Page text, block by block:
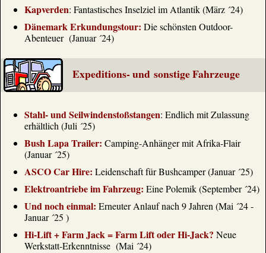
Kapverden: Fantastisches Inselziel im Atlantik (März ´24)
Dänemark Erkundungstour: Die schönsten Outdoor-
Abenteuer (Januar ´24)
Expeditions- und sonstige Fahrzeuge
Stahl- und Seilwindenstoßstangen: Endlich mit Zulassung
erhältlich (Juli ´25)
Bush Lapa Trailer: Camping-Anhänger mit Afrika-Flair
(Januar ´25)
ASCO Car Hire: Leidenschaft für Bushcamper (Januar ´25)
Elektroantriebe im Fahrzeug: Eine Polemik (September ´24)
Und noch einmal: Erneuter Anlauf nach 9 Jahren (Mai ´24 -
Januar ´25 )
Hi-Lift + Farm Jack = Farm Lift oder Hi-Jack? Neue
Werkstatt-Erkenntnisse (Mai ´24)